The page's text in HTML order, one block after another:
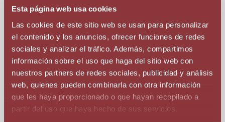
Esta página web usa cookies
Las cookies de este sitio web se usan para personalizar
el contenido y los anuncios, ofrecer funciones de redes
sociales y analizar el tráfico. Además, compartimos
información sobre el uso que haga del sitio web con
nuestros partners de redes sociales, publicidad y análisis
web, quienes pueden combinarla con otra información
que les haya proporcionado o que hayan recopilado a
partir del uso que haya hecho de sus servicios.
момента подготовки документов, ежедневно
переводов документов до момента получения
«под ключ» статуса резиденции. Но на этом
наше сопровождение не заканчивается. Мы
ежемесячно продолжаем консультировать по
вопросамналогообложения активов, подачи
личныхналоговых деклараций, дальнейшего
обслуживания компании (при инвестициях в
компанию), в вопросах подачи годовых